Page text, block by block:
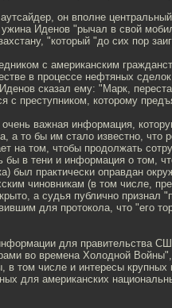
он вполне
ужина Иденов "рычал в свой
"который "до сих пор
с американским
в процессе нефтяных
сказал ему: "Марк,
с преступником, которому
важная информация,
а то бы им стало известно, что
на том, чтобы продолжать
в тени и информация о том,
был практически оправдан
чиновникам (в том числе,
а судья публично признал
для протокола, что "его
для правительства
во времена Холодной
в том числе и интересы
для американских